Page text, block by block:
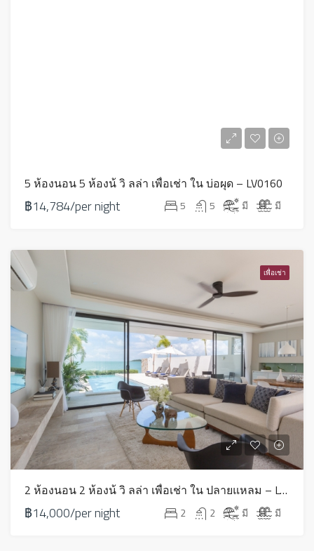
5 ห้องนอน 5 ห้องน้ วิ ลล่า เพื่อเช่า ใน บ่อผุด – LV0160
฿14,784/per night 5 5 มี มี
เพื่อเช่า
2 ห้องนอน 2 ห้องน้ วิ ลล่า เพื่อเช่า ใน ปลายแหลม – LV0044
฿14,000/per night 2 2 มี มี